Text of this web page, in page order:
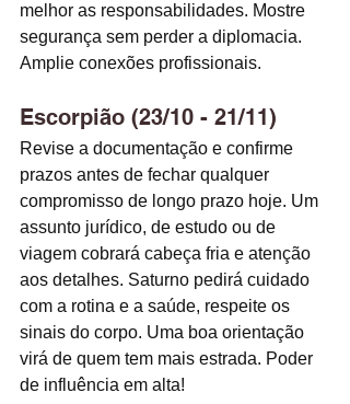
melhor as responsabilidades. Mostre
segurança sem perder a diplomacia.
Amplie conexões profissionais.
Escorpião (23/10 - 21/11)
Revise a documentação e confirme
prazos antes de fechar qualquer
compromisso de longo prazo hoje. Um
assunto jurídico, de estudo ou de
viagem cobrará cabeça fria e atenção
aos detalhes. Saturno pedirá cuidado
com a rotina e a saúde, respeite os
sinais do corpo. Uma boa orientação
virá de quem tem mais estrada. Poder
de influência em alta!